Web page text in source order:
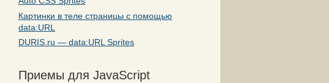
Картинки в теле страницы с помощью
data:URL
DURIS.ru — data:URL Sprites
Приемы для JavaScript